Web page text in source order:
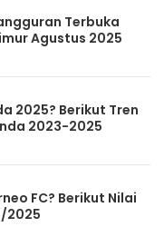
Terbuka
Agustus 2025
2025? Berikut Tren
2023-2025
FC? Berikut Nilai
2025